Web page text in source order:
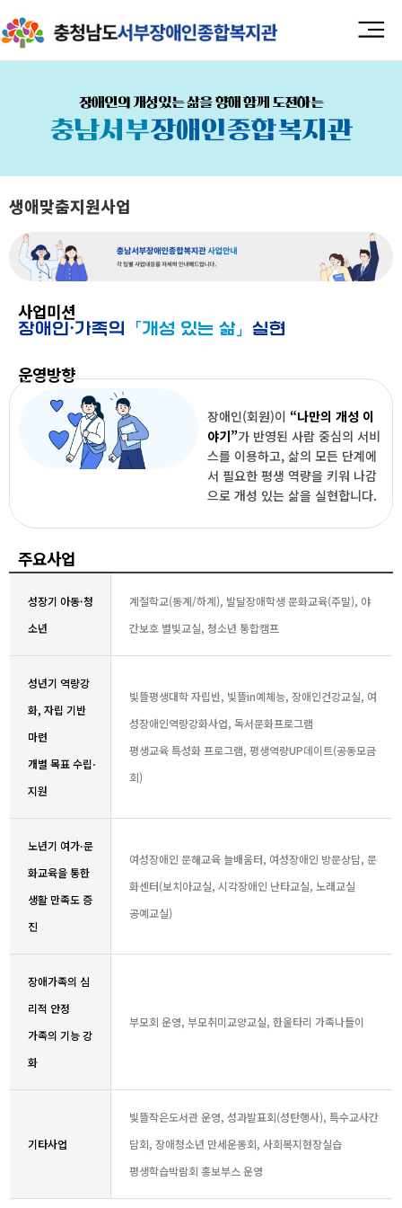
장애인의 개성있는 삶을 향해 함께 도전하는
충남서부장애인종합복지관
생애맞춤지원사업
사업미션
장애인⋅가족의 「개성 있는 삶」 실현
운영방향
장애인(회원)이 “나만의 개성 이
야기”가 반영된 사람 중심의 서비
스를 이용하고, 삶의 모든 단계에
서 필요한 평생 역량을 키워 나감
으로 개성 있는 삶을 실현합니다.
주요사업
성장기 아동·청
소년
계절학교(동계/하계), 발달장애학생 문화교육(주말), 야
간보호 별빛교실, 청소년 통합캠프
성년기 역량강
화, 자립 기반
마련
개별 목표 수립⋅
지원
빛뜰평생대학 자립반, 빛뜰in예체능, 장애인건강교실, 여
성장애인역량강화사업, 독서문화프로그램
평생교육 특성화 프로그램, 평생역량UP데이트(공동모금
회)
노년기 여가⋅문
화교육을 통한
생활 만족도 증
진
여성장애인 문해교육 늘배움터, 여성장애인 방문상담, 문
화센터(보치아교실, 시각장애인 난타교실, 노래교실
공예교실)
장애가족의 심
리적 안정
가족의 기능 강
화
부모회 운영, 부모취미교양교실, 한울타리 가족나들이
기타사업
빛뜰작은도서관 운영, 성과발표회(성탄행사), 특수교사간
담회, 장애청소년 만세운동회, 사회복지현장실습
평생학습박람회 홍보부스 운영